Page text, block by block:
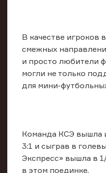
В качестве игроков
смежных
и просто любители
могли не только
для мини-
Команда КСЭ вышла
3:1 и сыграв в
Экспресс» вышла в
в этом поединке.